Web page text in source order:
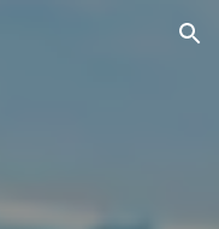
Skip to navigation